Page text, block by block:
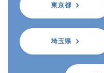
東京都
埼玉県